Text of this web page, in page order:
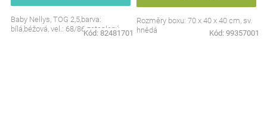
Baby Nellys, TOG 2,5,barva:
bílá,béžová, vel.: 68/86 zateplený
Kód: 82481701
Rozměry boxu: 70 x 40 x 40 cm, sv.
hnědá
Kód: 99357001